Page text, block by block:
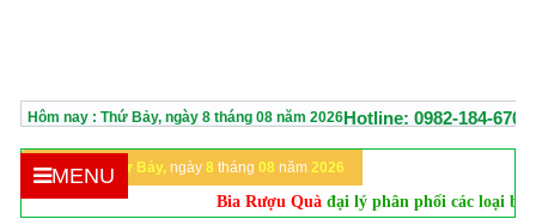
Hôm nay : Thứ Bảy, ngày 8tháng08năm 2026Hotline: 0982-184-670
MENU
Hôm nay: Thứ Bảy, ngày 8 tháng 08 năm 2026
Bia Rượu Quàđại lý phân phối các loại bia